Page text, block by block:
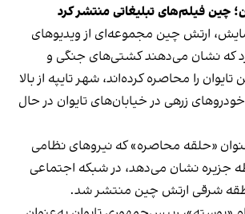
چین فیلم‌های تبلیغاتی منتشر کرد
ارتش چین مجموعه‌ای از ویدیوهای
که نشان می‌دهند کشتی‌های جنگی و
را محاصره کرده‌اند، شهر تایپه از بالا
زرهی در خیابان‌های تایوان در حال
عنوان «حلقه محاصره» که نیروهای نظامی
جزیره نشان می‌دهد، در شبکه اجتماعی
شرقی ارتش چین منتشر شد.